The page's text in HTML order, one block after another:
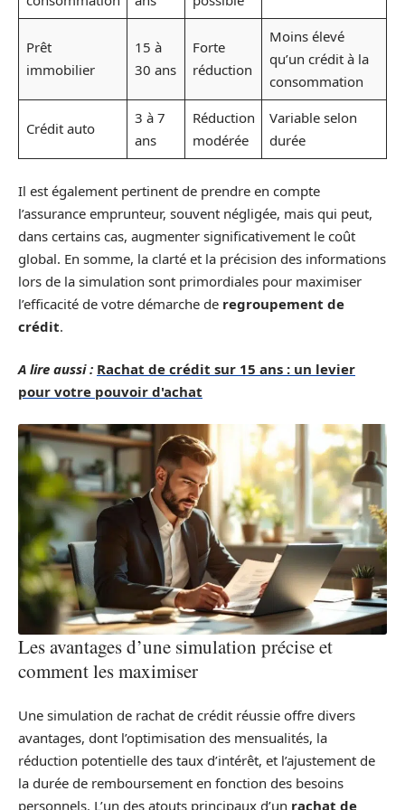
Prêt
immobilier
15 à
30 ans
Forte
réduction
Moins élevé
qu’un crédit à la
consommation
Crédit auto
3 à 7
ans
Réduction
modérée
Variable selon
durée
Il est également pertinent de prendre en compte
l’assurance emprunteur, souvent négligée, mais qui peut,
dans certains cas, augmenter significativement le coût
global. En somme, la clarté et la précision des informations
lors de la simulation sont primordiales pour maximiser
l’efficacité de votre démarche de regroupement de
crédit.
A lire aussi : Rachat de crédit sur 15 ans : un levier
pour votre pouvoir d'achat
Les avantages d’une simulation précise et
comment les maximiser
Une simulation de rachat de crédit réussie offre divers
avantages, dont l’optimisation des mensualités, la
réduction potentielle des taux d’intérêt, et l’ajustement de
la durée de remboursement en fonction des besoins
personnels. L’un des atouts principaux d’un rachat de